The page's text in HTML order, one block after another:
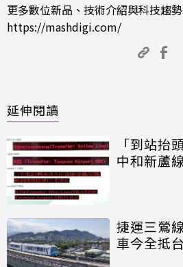
更多數位新品、技術介紹與科技趨勢
https://mashdigi.com/
延伸閱讀
「到站抬
中和新蘆
捷運三鶯
車今全抵